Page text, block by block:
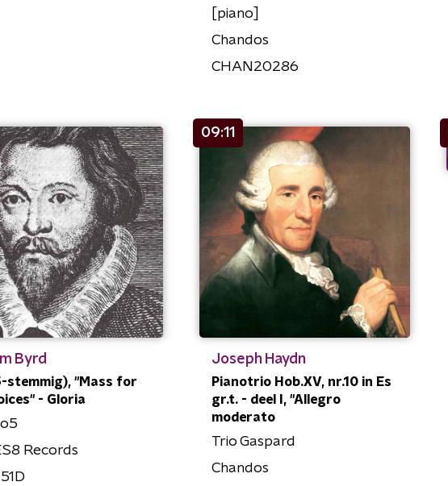
[piano]
Chandos
CHAN20286
Byrd
stemmig), "Mass for
- Gloria
Records
09:11
Joseph Haydn
Pianotrio Hob.XV, nr.10 in Es
gr.t. - deel I, "Allegro
moderato
Trio Gaspard
Chandos